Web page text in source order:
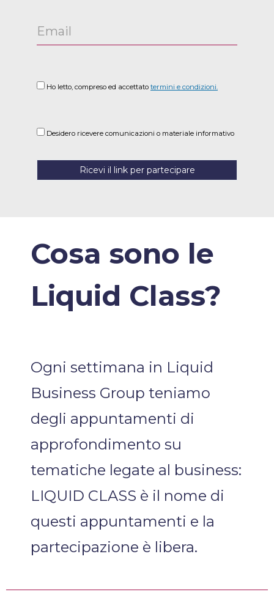
Ho letto, compreso ed accettato termini e condizioni.
Desidero ricevere comunicazioni o materiale informativo
Ricevi il link per partecipare
Cosa sono le
Liquid Class?
Ogni settimana in Liquid
Business Group teniamo
degli appuntamenti di
approfondimento su
tematiche legate al business:
LIQUID CLASS è il nome di
questi appuntamenti e la
partecipazione è libera.